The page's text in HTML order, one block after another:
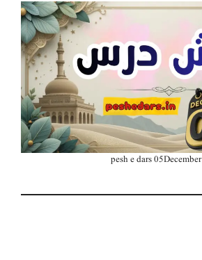
pesh e dars 05December